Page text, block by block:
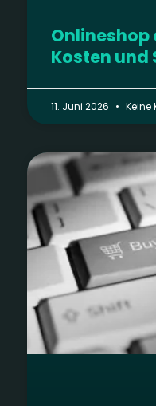
Onlineshop
Kosten und
11. Juni 2026 Keine